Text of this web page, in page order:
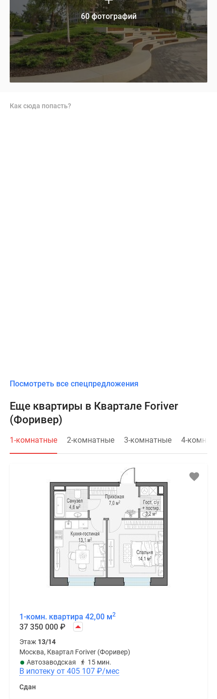
60 фотографий
Как сюда попасть?
Посмотреть все спецпредложения
Еще квартиры в Квартале Foriver
(Форивер)
1-комнатные 2-комнатные 3-комнатные 4-
1-комн. квартира 42,00 м2
37 350 000 ₽
Этаж 13/14
Москва, Квартал Foriver (Форивер)
Автозаводская
15 мин.
В ипотеку от 405 107 ₽/мес
Сдан